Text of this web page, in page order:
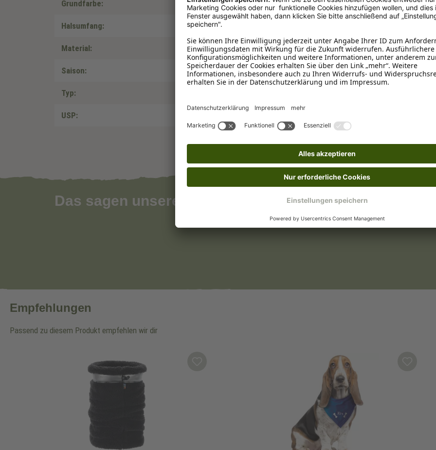
Grundfarbe: Rot
Halsumfang:
Material: Baumwolle
Saison: Weihnachten
Typ:
USP:
Das sagen unsere Kunden
Empfehlungen
Passend zu diesem Produkt empfehlen wir dir